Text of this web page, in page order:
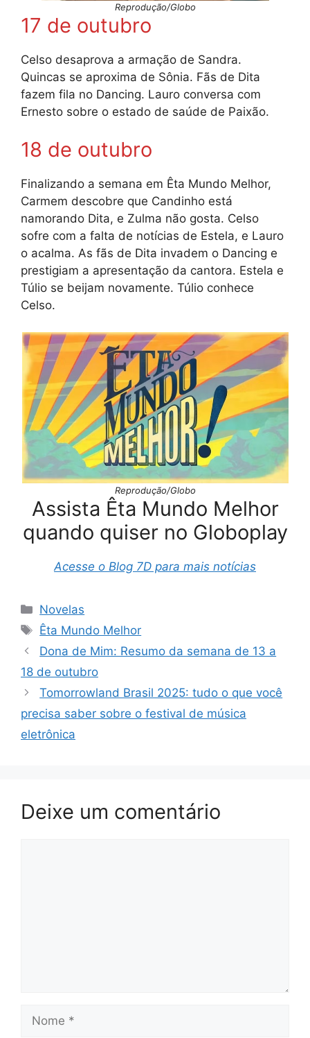
Reprodução/Globo
17 de outubro
Celso desaprova a armação de Sandra.
Quincas se aproxima de Sônia. Fãs de Dita
fazem fila no Dancing. Lauro conversa com
Ernesto sobre o estado de saúde de Paixão.
18 de outubro
Finalizando a semana em Êta Mundo Melhor,
Carmem descobre que Candinho está
namorando Dita, e Zulma não gosta. Celso
sofre com a falta de notícias de Estela, e Lauro
o acalma. As fãs de Dita invadem o Dancing e
prestigiam a apresentação da cantora. Estela e
Túlio se beijam novamente. Túlio conhece
Celso.
Reprodução/Globo
Assista Êta Mundo Melhor
quando quiser no Globoplay
Acesse o Blog 7D para mais notícias
Categorias
Novelas
Tags
Êta Mundo Melhor
Dona de Mim: Resumo da semana de 13 a
18 de outubro
Tomorrowland Brasil 2025: tudo o que você
precisa saber sobre o festival de música
eletrônica
Deixe um comentário